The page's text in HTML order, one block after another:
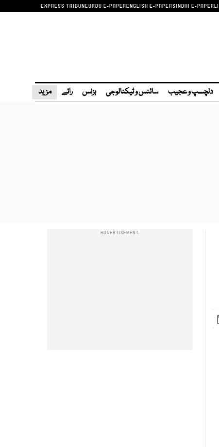
EXPRESS TRIBUNEURDU E-PAPERENGLISH E-PAPERSINDHI E-PAPER
دلچسپ و عجیب سائنس و ٹیکنالوجی بزنس رائے مزید